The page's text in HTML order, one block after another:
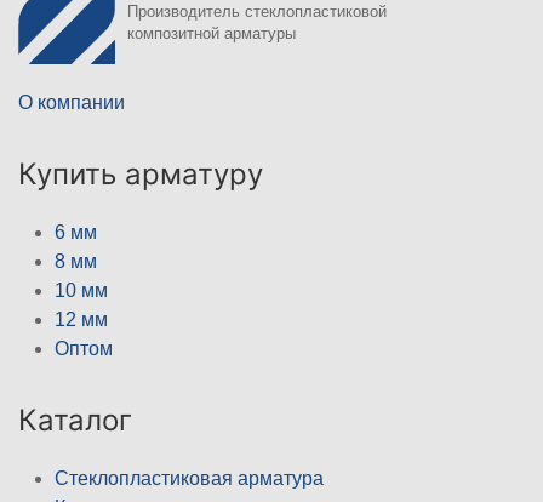
Производитель стеклопластиковой
композитной арматуры
О компании
Купить арматуру
6 мм
8 мм
10 мм
12 мм
Оптом
Каталог
Стеклопластиковая арматура